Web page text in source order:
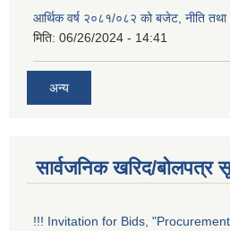
आर्थिक वर्ष २०८१/०८२ को बजेट, नीति तथा
मिति: 06/26/2024 - 14:41
अन्य
सार्वजनिक खरिद/बोलपत्र
!!! Invitation for Bids,